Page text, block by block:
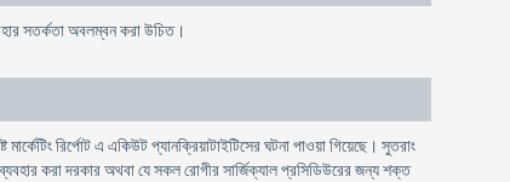
সতর্কতা অবলম্বন করা উচিত।
রির্পোট এ একিউট প্যানক্রিয়াটাইটিসের ঘটনা পাওয়া গিয়েছে। সুতরাং
করা দরকার অথবা যে সকল রোগীর সার্জিক্যাল প্রসিডিউরের জন্য শক্ত